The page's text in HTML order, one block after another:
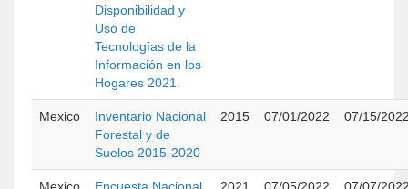
Disponibilidad y
Uso de
Tecnologías de la
Información en los
Hogares 2021.
Mexico
Inventario Nacional
Forestal y de
Suelos 2015-2020
2015 07/01/2022 07/15/